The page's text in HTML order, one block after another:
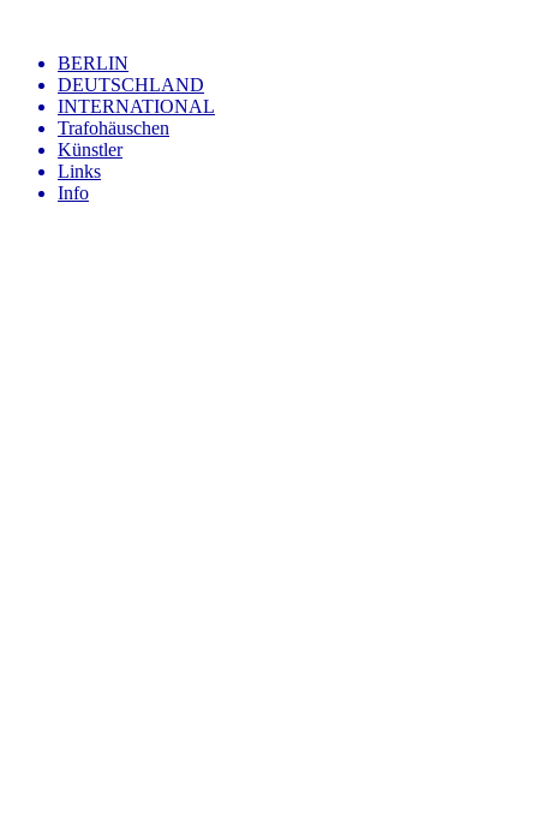
BERLIN
DEUTSCHLAND
INTERNATIONAL
Trafohäuschen
Künstler
Links
Info